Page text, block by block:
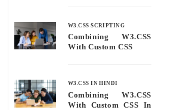
W3.CSS SCRIPTING
Combining W3.CSS
With Custom CSS
W3.CSS IN HINDI
Combining W3.CSS
With Custom CSS In